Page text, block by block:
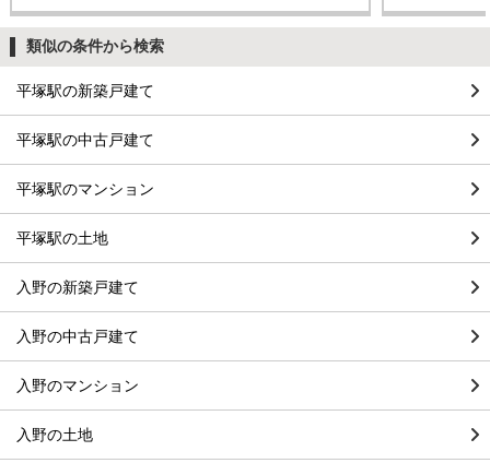
類似の条件から検索
平塚駅の新築戸建て
平塚駅の中古戸建て
平塚駅のマンション
平塚駅の土地
入野の新築戸建て
入野の中古戸建て
入野のマンション
入野の土地